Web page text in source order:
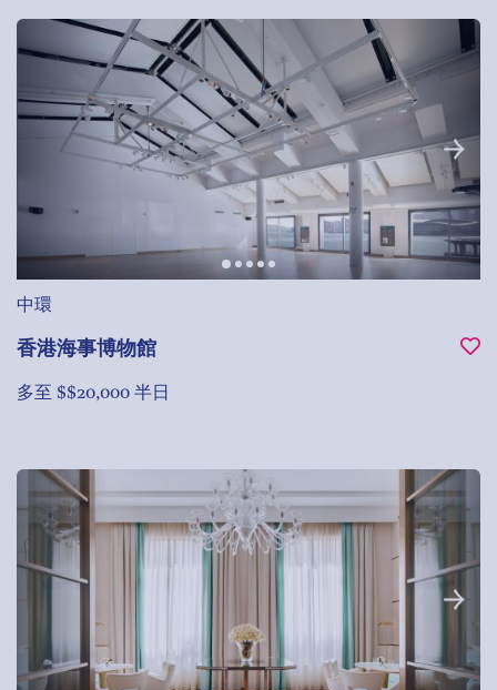
中環
香港海事博物館
多至 $$20,000 半日